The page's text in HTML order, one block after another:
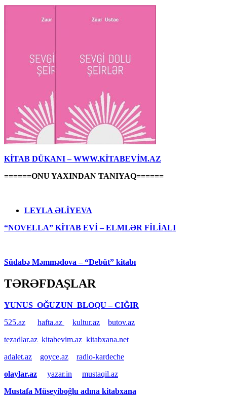
KİTAB DÜKANI – WWW.KİTABEVİM.AZ
======ONU YAXINDAN TANIYAQ======
LEYLA ƏLİYEVA
“NOVELLA” KİTAB EVİ – ELMLƏR FİLİALI
Südabə Məmmədova – “Debüt” kitabı
TƏRƏFDAŞLAR
YUNUS OĞUZUN BLOQU – CIĞIR
525.az
hafta.az kultur.az
butov.az
tezadlar.az kitabevim.az kitabxana.net
adalet.az
goyce.az
radio-kardeche
olaylar.az
yazar.in
mustaqil.az
Mustafa Müseyiboğlu adına kitabxana